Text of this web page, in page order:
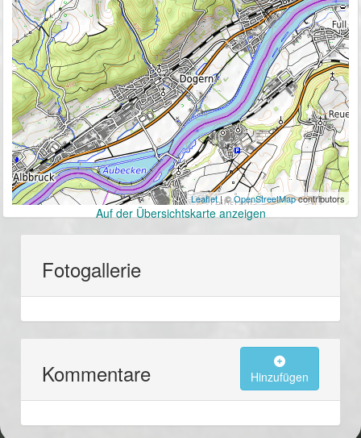
Leaflet| ©OpenStreetMapcontributors
Auf der Übersichtskarte anzeigen
Fotogallerie
Kommentare Hinzufügen